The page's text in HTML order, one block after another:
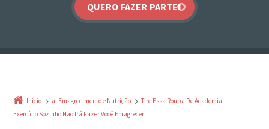
Início a. Emagrecimento e Nutrição
Tire Essa Roupa De Academia.
Exercício Sozinho Não Irá Fazer Você Emagrecer!